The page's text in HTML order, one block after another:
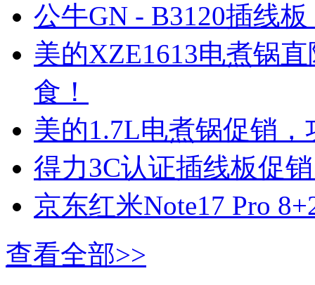
公牛GN - B3120插线
美的XZE1613电煮锅
食！
美的1.7L电煮锅促销
得力3C认证插线板促
京东红米Note17 Pro
查看全部>>